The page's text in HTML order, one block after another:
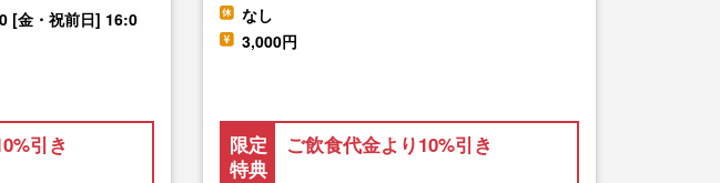
[金・祝前日] 16:0
引き
なし
3,000円
限定
特典
ご飲食代金より10%引き